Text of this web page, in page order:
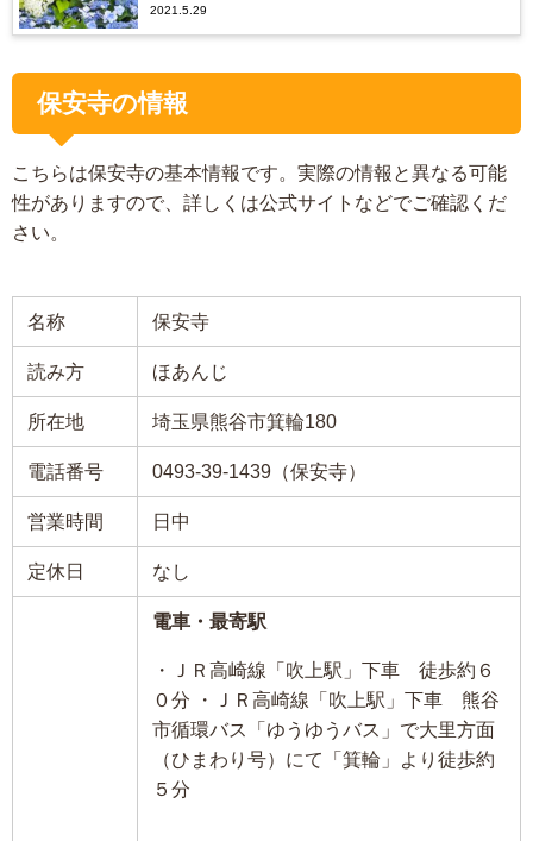
2021.5.29
保安寺の情報
こちらは保安寺の基本情報です。実際の情報と異なる可能
性がありますので、詳しくは公式サイトなどでご確認くだ
さい。
名称 保安寺
読み方 ほあんじ
所在地 埼玉県熊谷市箕輪180
電話番号 0493-39-1439（保安寺）
営業時間 日中
定休日 なし
電車・最寄駅
・ＪＲ高崎線「吹上駅」下車 徒歩約６
０分 ・ＪＲ高崎線「吹上駅」下車 熊谷
市循環バス「ゆうゆうバス」で大里方面
（ひまわり号）にて「箕輪」より徒歩約
５分